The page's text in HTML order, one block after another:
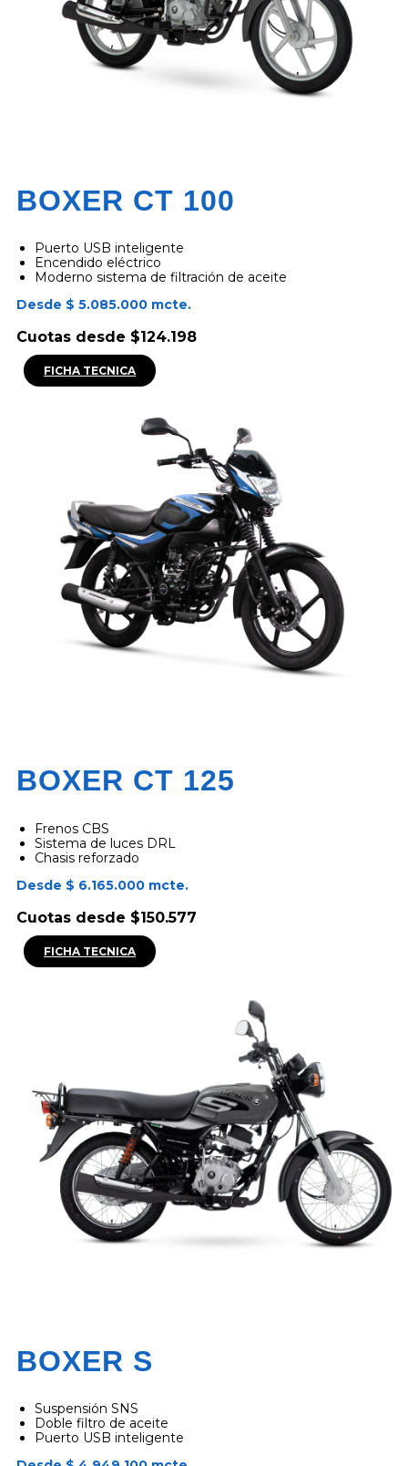
BOXER CT 100
Puerto USB inteligente
Encendido eléctrico
Moderno sistema de filtración de aceite
Desde $ 5.085.000 mcte.
Cuotas desde $124.198
FICHA TECNICA
BOXER CT 125
Frenos CBS
Sistema de luces DRL
Chasis reforzado
Desde $ 6.165.000 mcte.
Cuotas desde $150.577
FICHA TECNICA
BOXER S
Suspensión SNS
Doble filtro de aceite
Puerto USB inteligente